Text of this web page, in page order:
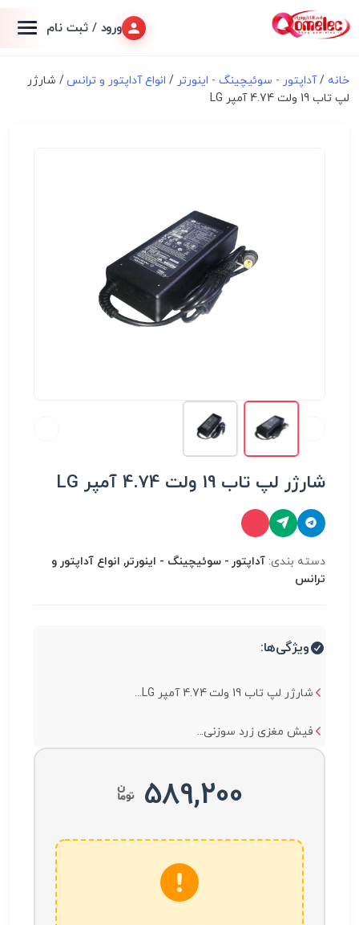
ورود / ثبت نام
خانه /آداپتور - سوئیچینگ - اینورتر / انواع آداپتور و ترانس/ شارژر
لپ تاب 19 ولت 4.74 آمپر LG
شارژر لپ تاب 19 ولت 4.74 آمپر LG
دسته بندی: آداپتور - سوئیچینگ - اینورتر, انواع آداپتور و
ترانس
ویژگی‌ها:
شارژر لپ تاب 19 ولت 4.74 آمپر LG...
فیش مغزی زرد سوزنی...
589,200